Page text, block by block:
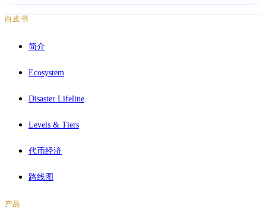
白皮书
简介
Ecosystem
Disaster Lifeline
Levels & Tiers
代币经济
路线图
产品